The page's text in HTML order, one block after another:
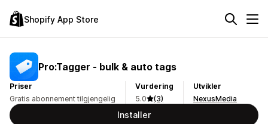
Shopify App Store
Pro:Tagger ‑ ​bulk & auto tags
Priser
Gratis abonnement tilgjengelig
Vurdering
5.0
(3)
Utvikler
NexusMedia
Installer